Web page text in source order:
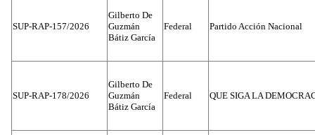
SUP-RAP-157/2026
Gilberto De
Guzmán
Bátiz García
Federal Partido Acción Nacional
SUP-RAP-178/2026
Gilberto De
Guzmán
Bátiz García
Federal QUE SIGA LA